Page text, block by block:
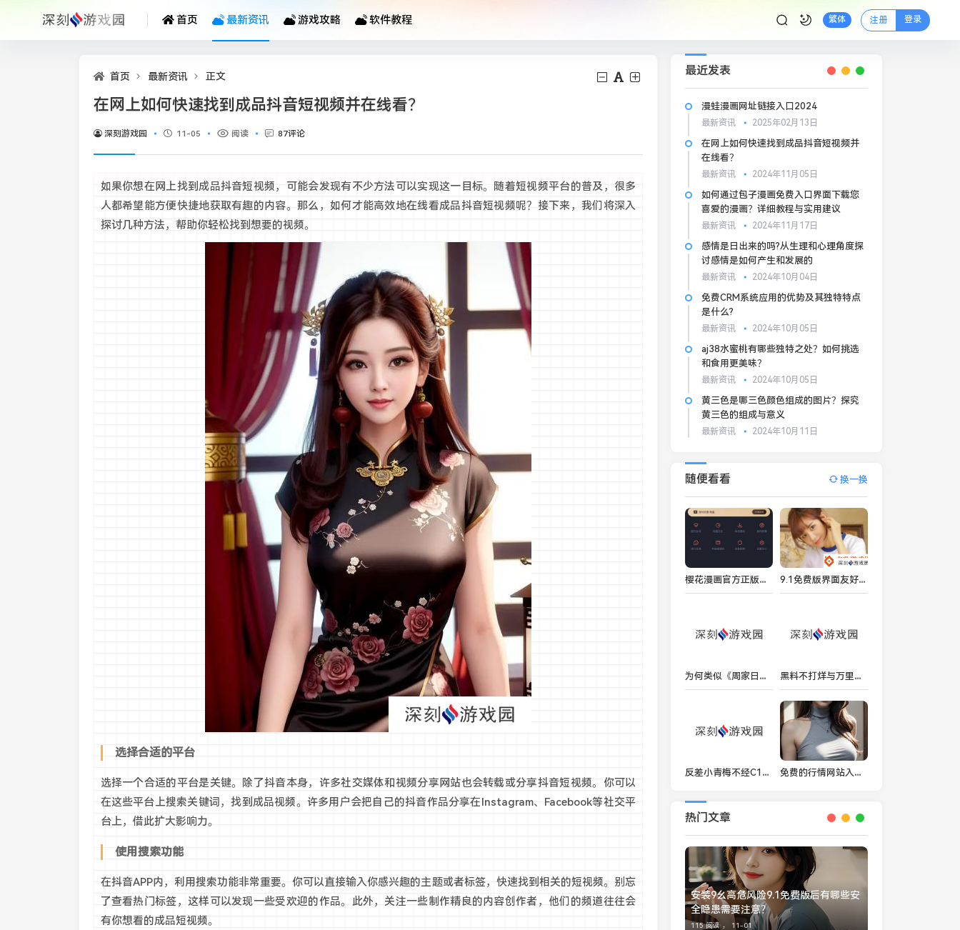
首页 最新资讯 游戏攻略 软件教程 繁体 注册 登录
首页 最新资讯 正文
在网上如何快速找到成品抖音短视频并在线看？
深刻游戏园 11-05 阅读 87评论
如果你想在网上找到成品抖音短视频，可能会发现有不少方法可以实现这一目标。随着短视频平台的普及，很多
人都希望能方便快捷地获取有趣的内容。那么，如何才能高效地在线看成品抖音短视频呢？接下来，我们将深入
探讨几种方法，帮助你轻松找到想要的视频。
选择合适的平台
选择一个合适的平台是关键。除了抖音本身，许多社交媒体和视频分享网站也会转载或分享抖音短视频。你可以
在这些平台上搜索关键词，找到成品视频。许多用户会把自己的抖音作品分享在Instagram、Facebook等社交平
台上，借此扩大影响力。
使用搜索功能
在抖音APP内，利用搜索功能非常重要。你可以直接输入你感兴趣的主题或者标签，快速找到相关的短视频。别忘
了查看热门标签，这样可以发现一些受欢迎的作品。此外，关注一些制作精良的内容创作者，他们的频道往往会
有你想看的成品短视频。
最近发表
漫蛙漫画网址链接入口2024
最新资讯 2025年02月13日
在网上如何快速找到成品抖音短视频并
在线看？
最新资讯 2024年11月05日
如何通过包子漫画免费入口界面下载您
喜爱的漫画？详细教程与实用建议
最新资讯 2024年11月17日
感情是日出来的吗?从生理和心理角度探
讨感情是如何产生和发展的
最新资讯 2024年10月04日
免费CRM系统应用的优势及其独特特点
是什么?
最新资讯 2024年10月05日
aj38水蜜桃有哪些独特之处？如何挑选
和食用更美味？
最新资讯 2024年10月05日
黄三色是哪三色颜色组成的图片？探究
黄三色的组成与意义
最新资讯 2024年10月11日
随便看看 换一换
樱花漫画官方正版入口在哪 樱花漫画2024防走失地址入口一览 9.1免费版界面友好网友：使用起来非常顺手轻松上手！
为何类似《周家日常3》中PH乔舒的角色如此吸引观众？ 黑料不打烊与万里长征传送门隐藏入口到底有什么关系？
反差小青梅不经C1v1，这是什么样的故事？ 免费的行情网站入口在哪里？如何快速找到您需要的投资信息？
热门文章
安装9幺高危风险9.1免费版后有哪些安
全隐患需要注意？
115 阅读 ， 11-01